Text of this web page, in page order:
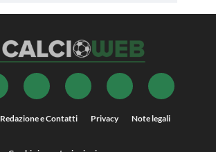
Redazione e Contatti Privacy Note legali